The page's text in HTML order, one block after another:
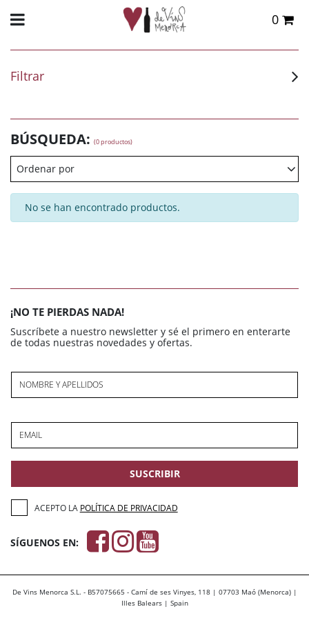
0
Filtrar
BÚSQUEDA: (0 productos)
Ordenar por
No se han encontrado productos.
¡NO TE PIERDAS NADA!
Suscríbete a nuestro newsletter y sé el primero en enterarte
de todas nuestras novedades y ofertas.
NOMBRE Y APELLIDOS
EMAIL
SUSCRIBIR
ACEPTO LA POLÍTICA DE PRIVACIDAD
SÍGUENOS EN:
De Vins Menorca S.L. - B57075665 - Camí de ses Vinyes, 118 | 07703 Maó (Menorca) |
Illes Balears | Spain